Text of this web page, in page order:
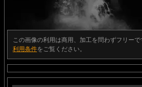
この画像の利用は商用、加工を問わずフリーで
利用条件をご覧ください。